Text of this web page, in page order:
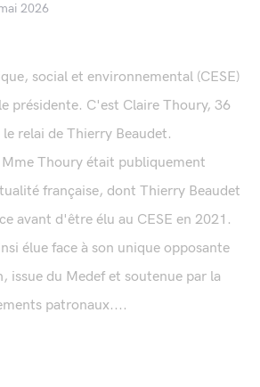
2026
social et environnemental (CESE)
présidente. C'est Claire Thoury, 36
relai de Thierry Beaudet.
Thoury était publiquement
française, dont Thierry Beaudet
avant d'être élu au CESE en 2021.
élue face à son unique opposante
issue du Medef et soutenue par la
patronaux....